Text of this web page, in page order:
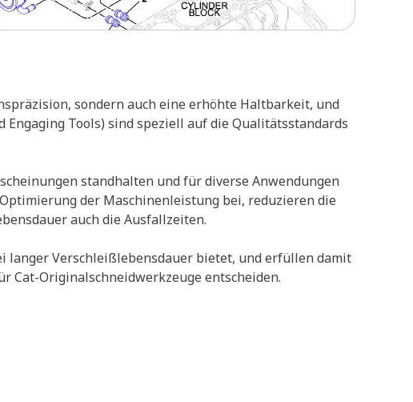
sondern auch eine erhöhte Haltbarkeit, und
Tools) sind speziell auf die Qualitätsstandards
standhalten und für diverse Anwendungen
der Maschinenleistung bei, reduzieren die
auch die Ausfallzeiten.
langer Verschleißlebensdauer bietet, und erfüllen damit
Cat-Originalschneidwerkzeuge entscheiden.